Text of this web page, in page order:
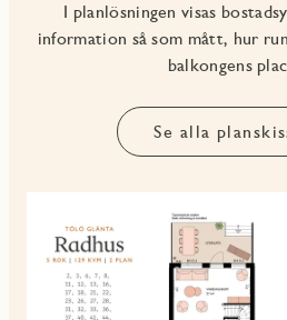
I planlösningen visas
information så som mått, hur
balkongens
Se alla